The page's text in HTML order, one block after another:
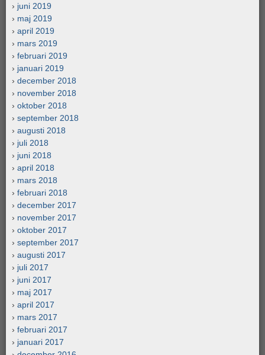
juni 2019
maj 2019
april 2019
mars 2019
februari 2019
januari 2019
december 2018
november 2018
oktober 2018
september 2018
augusti 2018
juli 2018
juni 2018
april 2018
mars 2018
februari 2018
december 2017
november 2017
oktober 2017
september 2017
augusti 2017
juli 2017
juni 2017
maj 2017
april 2017
mars 2017
februari 2017
januari 2017